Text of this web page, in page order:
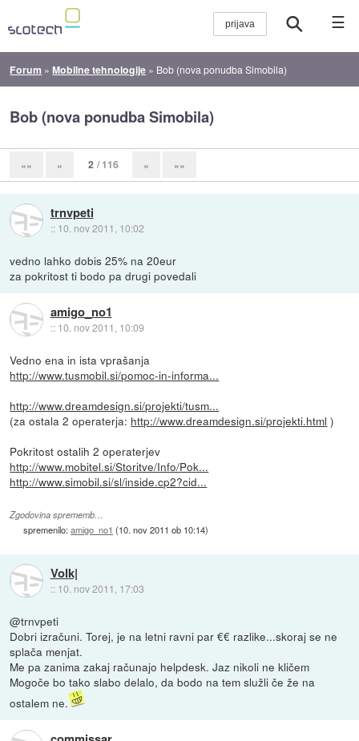
☰
Forum »Mobilne tehnologije » Bob (nova ponudba Simobila)
Bob (nova ponudba Simobila)
«« « 2 / 116 » »»
trnvpeti
:: 10. nov 2011, 10:02
vedno lahko dobis 25% na 20eur
za pokritost ti bodo pa drugi povedali
amigo_no1
:: 10. nov 2011, 10:09
Vedno ena in ista vprašanja
http://www.tusmobil.si/pomoc-in-informa...
http://www.dreamdesign.si/projekti/tusm...
(za ostala 2 operaterja: http://www.dreamdesign.si/projekti.html )
Pokritost ostalih 2 operaterjev
http://www.mobitel.si/Storitve/Info/Pok...
http://www.simobil.si/sl/inside.cp2?cid...
Zgodovina sprememb…
spremenilo:amigo_no1 (10. nov 2011 ob 10:14)
Volk|
:: 10. nov 2011, 17:03
@trnvpeti
Dobri izračuni. Torej, je na letni ravni par €€ razlike...skoraj se ne
splača menjat.
Me pa zanima zakaj računajo helpdesk. Jaz nikoli ne kličem
Mogoče bo tako slabo delalo, da bodo na tem služli če že na
ostalem ne.